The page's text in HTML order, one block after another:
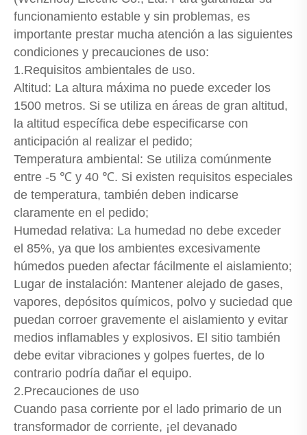
funcionamiento estable y sin problemas, es
importante prestar mucha atención a las siguientes
condiciones y precauciones de uso:
1.Requisitos ambientales de uso.
Altitud: La altura máxima no puede exceder los
1500 metros. Si se utiliza en áreas de gran altitud,
la altitud específica debe especificarse con
anticipación al realizar el pedido;
Temperatura ambiental: Se utiliza comúnmente
entre -5 ℃ y 40 ℃. Si existen requisitos especiales
de temperatura, también deben indicarse
claramente en el pedido;
Humedad relativa: La humedad no debe exceder
el 85%, ya que los ambientes excesivamente
húmedos pueden afectar fácilmente el aislamiento;
Lugar de instalación: Mantener alejado de gases,
vapores, depósitos químicos, polvo y suciedad que
puedan corroer gravemente el aislamiento y evitar
medios inflamables y explosivos. El sitio también
debe evitar vibraciones y golpes fuertes, de lo
contrario podría dañar el equipo.
2.Precauciones de uso
Cuando pasa corriente por el lado primario de un
transformador de corriente, ¡el devanado